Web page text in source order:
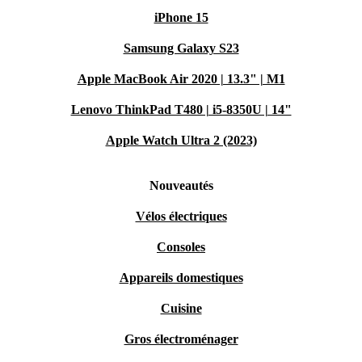
iPhone 15
Samsung Galaxy S23
Apple MacBook Air 2020 | 13.3" | M1
Lenovo ThinkPad T480 | i5-8350U | 14"
Apple Watch Ultra 2 (2023)
Nouveautés
Vélos électriques
Consoles
Appareils domestiques
Cuisine
Gros électroménager